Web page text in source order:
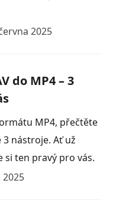
2025
do MP4 – 3
MP4, přečtěte
nástroje. Ať už
si ten pravý pro vás.
2025